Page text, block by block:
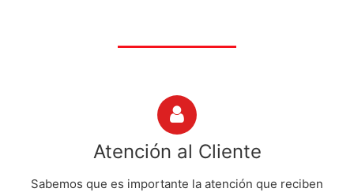
Atención al Cliente
Sabemos que es importante la atención que reciben